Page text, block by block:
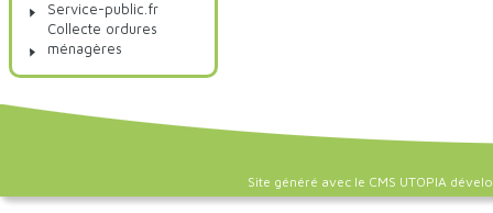
Service-public.fr
Collecte ordures
ménagères
Site généré avec le CMS UTOPIA